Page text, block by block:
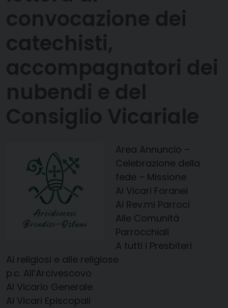
Area Annuncio –
Celebrazione della
fede – Missione
Ai Vicari Foranei
Ai Rev.mi Parroci
Alle Comunità
Parrocchiali
A tutti i Presbiteri
Ai religiosi e alle religiose
p.c. All’Arcivescovo
Al Vicario Generale
Ai Vicari Episcopali